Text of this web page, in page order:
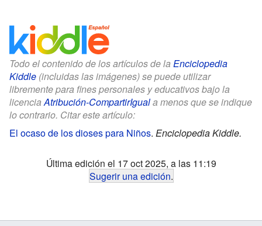
Todo el contenido de los artículos de la Enciclopedia
Kiddle (incluidas las imágenes) se puede utilizar
libremente para fines personales y educativos bajo la
licenciaAtribución-CompartirIguala menos que se indique
lo contrario. Citar este artículo:
El ocaso de los dioses para Niños. Enciclopedia Kiddle.
Última edición el 17 oct 2025, a las 11:19
Sugerir una edición.